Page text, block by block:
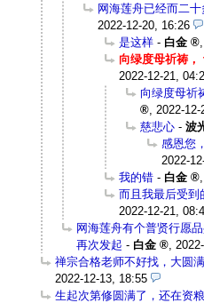
网海莲舟已经而二十
2022-12-20, 16:26
是这样 - 白金
向绿度母祈祷
2022-12-21,
向绿度母祈
2022-
慈悲心 - 波
感恩您
2022-
我的错 - 白金
而且我最后受到
2022-12-21,
网海莲舟有个普贤行愿
再次发起 - 白金
禅宗合格老师不好找，大圆
2022-12-13, 18:55
生起次第修圆满了，还在资